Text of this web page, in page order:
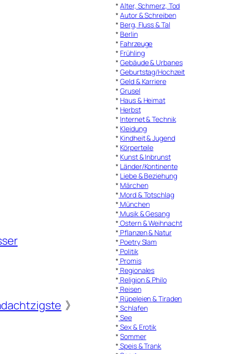
》
*Alter, Schmerz, Tod
*Autor & Schreiben
* Berg, Fluss & Tal
* Berlin
* Fahrzeuge
* Frühling
*Gebäude & Urbanes
*Geburtstag/Hochzeit
*Geld & Karriere
*Grusel
* Haus & Heimat
* Herbst
* Internet & Technik
* Kleidung
* Kindheit & Jugend
* Körperteile
* Kunst & Inbrunst
* Länder/Kontinente
* Liebe & Beziehung
* Märchen
* Mord & Totschlag
* München
* Musik & Gesang
* Ostern & Weihnacht
* Pflanzen & Natur
* Poetry Slam
* Politik
* Promis
* Regionales
* Religion & Philo
* Reisen
* Rüpeleien & Tiraden
* Schlafen
* See
* Sex & Erotik
*Sommer
* Speis & Trank